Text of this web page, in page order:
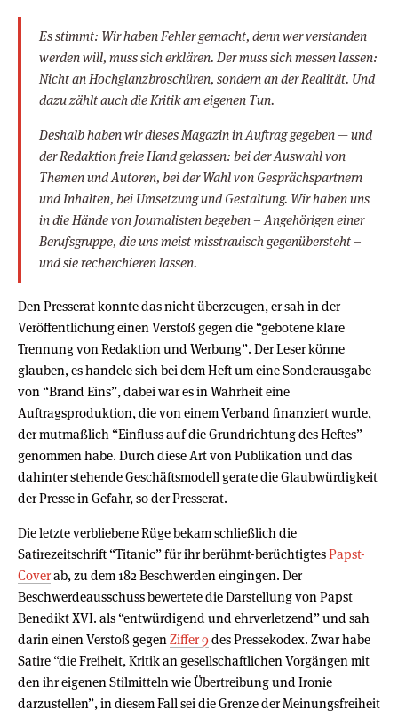
Es stimmt: Wir haben Fehler gemacht, denn wer verstanden
werden will, muss sich erklären. Der muss sich messen lassen:
Nicht an Hochglanzbroschüren, sondern an der Realität. Und
dazu zählt auch die Kritik am eigenen Tun.
Deshalb haben wir dieses Magazin in Auftrag gegeben — und
der Redaktion freie Hand gelassen: bei der Auswahl von
Themen und Autoren, bei der Wahl von Gesprächspartnern
und Inhalten, bei Umsetzung und Gestaltung. Wir haben uns
in die Hände von Journalisten begeben – Angehörigen einer
Berufsgruppe, die uns meist misstrauisch gegenübersteht –
und sie recherchieren lassen.
Den Presserat konnte das nicht überzeugen, er sah in der
Veröffentlichung einen Verstoß gegen die “gebotene klare
Trennung von Redaktion und Werbung”. Der Leser könne
glauben, es handele sich bei dem Heft um eine Sonderausgabe
von “Brand Eins”, dabei war es in Wahrheit eine
Auftragsproduktion, die von einem Verband finanziert wurde,
der mutmaßlich “Einfluss auf die Grundrichtung des Heftes”
genommen habe. Durch diese Art von Publikation und das
dahinter stehende Geschäftsmodell gerate die Glaubwürdigkeit
der Presse in Gefahr, so der Presserat.
Die letzte verbliebene Rüge bekam schließlich die
Satirezeitschrift “Titanic” für ihr berühmt-berüchtigtesPapst-
Coverab, zu dem 182 Beschwerden eingingen. Der
Beschwerdeausschuss bewertete die Darstellung von Papst
Benedikt XVI. als “entwürdigend und ehrverletzend” und sah
darin einen Verstoß gegenZiffer 9des Pressekodex. Zwar habe
Satire “die Freiheit, Kritik an gesellschaftlichen Vorgängen mit
den ihr eigenen Stilmitteln wie Übertreibung und Ironie
darzustellen”, in diesem Fall sei die Grenze der Meinungsfreiheit